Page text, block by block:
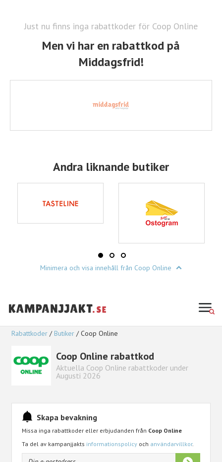
Just nu finns inga rabattkoder för Coop Online
Men vi har en rabattkod på
Middagsfrid!
Andra liknande butiker
Minimera och visa innehåll från Coop Online
Rabattkoder Butiker Coop Online
Coop Online rabattkod
Aktuella Coop Online rabattkoder under
Augusti 2026
Skapa bevakning
Missa inga rabattkoder eller erbjudanden från Coop Online
Ta del av kampanjjakts informationspolicy och användarvillkor.